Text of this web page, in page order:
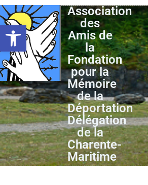
Ouvrir la barre d’outils
Association
des
Amis de
la
Fondation
pour la
Mémoire
de la
Déportation
Délégation
de la
Charente-
Maritime